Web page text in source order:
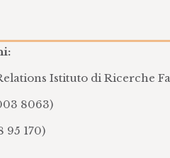
Istituto di Ricerche
8063)
95 170)